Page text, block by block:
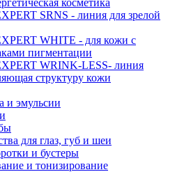
косметика
SRNS - линия для зрелой
WHITE - для кожи с
пигментации
WRINK-LESS- линия
структуру кожи
и эмульсии
для глаз, губ и шеи
и бустеры
и тонизирование